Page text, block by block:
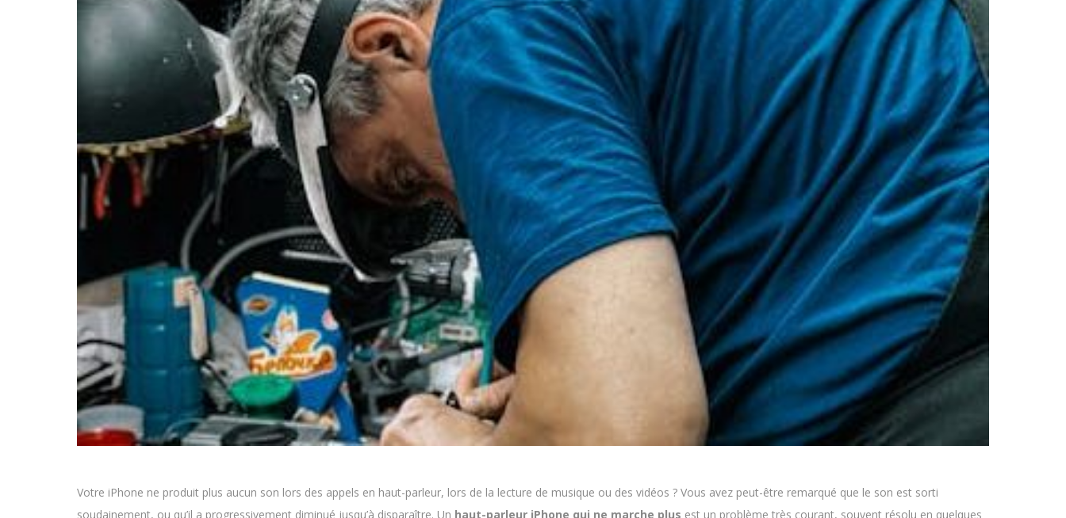
Votre iPhone ne produit plus aucun son lors des appels en haut-parleur, lors de la lecture de musique ou des vidéos ? Vous avez peut-être remarqué que le son est sorti
soudainement, ou qu’il a progressivement diminué jusqu’à disparaître. Un haut-parleur iPhone qui ne marche plus est un problème très courant, souvent résolu en quelques